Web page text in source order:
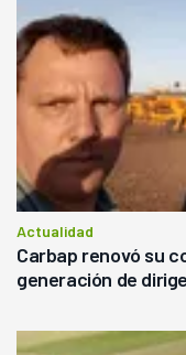
Actualidad
Carbap renovó su
generación de